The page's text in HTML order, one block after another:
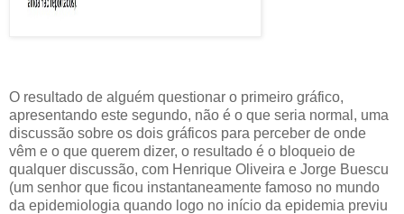
O resultado de alguém questionar o primeiro gráfico,
apresentando este segundo, não é o que seria normal, uma
discussão sobre os dois gráficos para perceber de onde
vêm e o que querem dizer, o resultado é o bloqueio de
qualquer discussão, com Henrique Oliveira e Jorge Buescu
(um senhor que ficou instantaneamente famoso no mundo
da epidemiologia quando logo no início da epidemia previu